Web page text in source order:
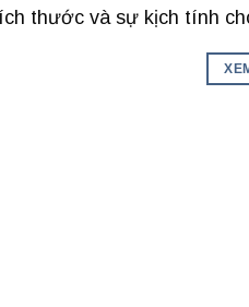
thước và sự kịch tính